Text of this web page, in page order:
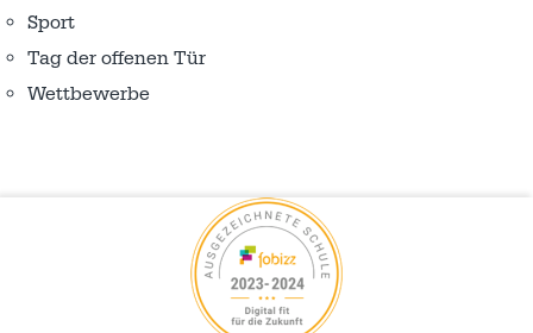
Sport
Tag der offenen Tür
Wettbewerbe